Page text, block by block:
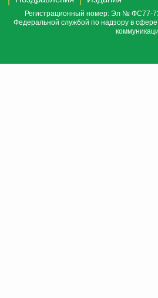
Регистрационный номер: Эл № ФС77-
Федеральной службой по надзору в